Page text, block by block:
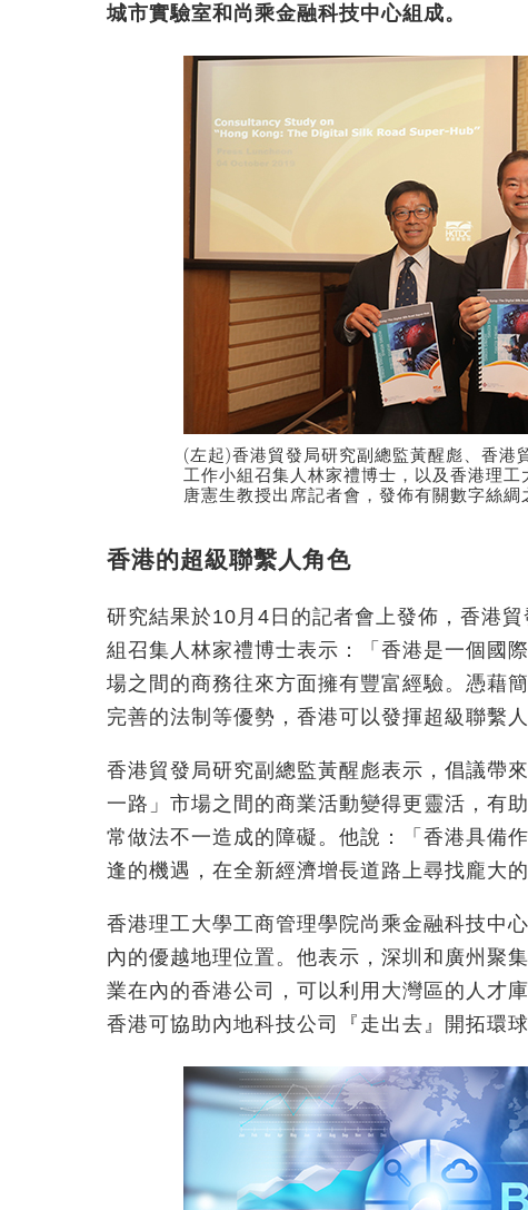
城市實驗室和尚乘金融科技中心組成。
(左起)香港貿發局研究副總監黃醒彪、香港
工作小組召集人林家禮博士，以及香港理
唐憲生教授出席記者會，發佈有關數字絲綢
香港的超級聯繫人角色
研究結果於10月4日的記者會上發佈，香港
組召集人林家禮博士表示：「香港是一個國
場之間的商務往來方面擁有豐富經驗。憑藉
完善的法制等優勢，香港可以發揮超級聯繫
香港貿發局研究副總監黃醒彪表示，倡議帶
一路」市場之間的商業活動變得更靈活，有
常做法不一造成的障礙。他說：「香港具備
逢的機遇，在全新經濟增長道路上尋找龐大的
香港理工大學工商管理學院尚乘金融科技中
內的優越地理位置。他表示，深圳和廣州聚
業在內的香港公司，可以利用大灣區的人才
香港可協助內地科技公司『走出去』開拓環球